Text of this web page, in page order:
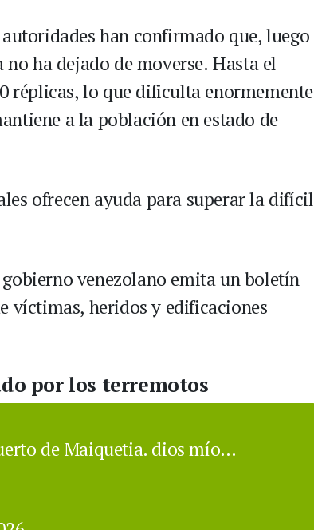
autoridades han confirmado que, luego
ha dejado de moverse. Hasta el
réplicas, lo que dificulta enormemente
a la población en estado de
ofrecen ayuda para superar la difícil
venezolano emita un boletín
víctimas, heridos y edificaciones
por los terremotos
de Maiquetia. dios mío…